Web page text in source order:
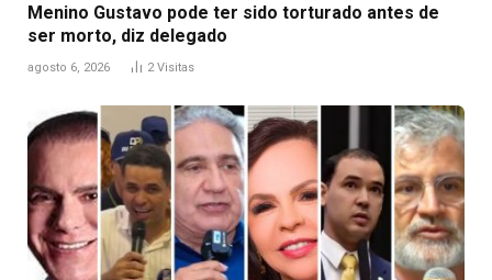
Menino Gustavo pode ter sido torturado antes de
ser morto, diz delegado
agosto 6, 2026 2 Visitas